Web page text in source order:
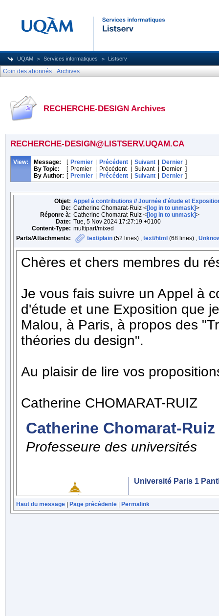
UQAM Services informatiques Listserv
Coin des abonnés Archives
RECHERCHE-DESIGN Archives
RECHERCHE-DESIGN@LISTSERV.UQAM.CA
View: Message: [ Premier Précédent Suivant Dernier ]
By Topic:
[ Premier Précédent Suivant Dernier ]
By Author: [ Premier Précédent Suivant Dernier ]
Objet: Appel à contributions // Journée d'étude et
De: Catherine Chomarat-Ruiz <[log in to unmask]>
Réponre à: Catherine Chomarat-Ruiz <[log in to unmask]>
Date: Tue, 5 Nov 2024 17:27:19 +0100
Content-Type: multipart/mixed
Parts/Attachments:
text/plain (52 lines) , text/html (68 lines) ,
Haut du message Page précédente Permalink